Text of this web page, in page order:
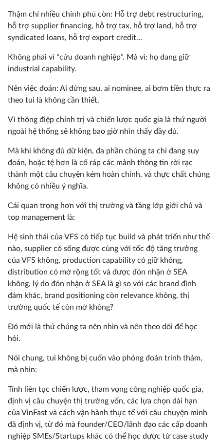
Thậm chí nhiều chính phủ còn: Hỗ trợ debt restructuring,
hỗ trợ supplier financing, hỗ trợ tax, hỗ trợ land, hỗ trợ
syndicated loans, hỗ trợ export credit…
Không phải vì “cứu doanh nghiệp”. Mà vì: họ đang giữ
industrial capability.
Nên việc đoán: Ai đứng sau, ai nominee, ai bơm tiền thực ra
theo tui là không cần thiết.
Vì thông điệp chính trị và chiến lược quốc gia là thứ người
ngoài hệ thống sẽ không bao giờ nhìn thấy đầy đủ.
Mà khi không đủ dữ kiện, đa phần chúng ta chỉ đang suy
đoán, hoặc tệ hơn là cố ráp các mảnh thông tin rời rạc
thành một câu chuyện kém hoàn chỉnh, và thực chất chúng
không có nhiều ý nghĩa.
Cái quan trọng hơn với thị trường và tầng lớp giới chủ và
top management là:
Hệ sinh thái của VFS có tiếp tục build và phát triển như thế
nào, supplier có sống được cùng với tốc độ tăng trưởng
của VFS không, production capability có giữ không,
distribution có mở rộng tốt và được đón nhận ở SEA
không, lý do đón nhận ở SEA là gì so với các brand đình
đám khác, brand positioning còn relevance không, thị
trường quốc tế còn mở không?
Đó mới là thứ chúng ta nên nhìn và nên theo dõi để học
hỏi.
Nói chung, tui không bị cuốn vào phỏng đoán trinh thám,
mà nhìn:
Tính liên tục chiến lược, tham vọng công nghiệp quốc gia,
định vị câu chuyện thị trường vốn, các lựa chọn dài hạn
của VinFast và cách vận hành thực tế với câu chuyện mình
đã định vị, từ đó mà founder/CEO/lãnh đạo các cấp doanh
nghiệp SMEs/Startups khác có thể học được từ case study